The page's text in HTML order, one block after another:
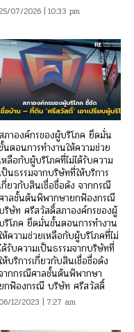
25/07/2026 | 10:33 pm
ภาองค์กรของผู้บริโภค ยึดมั่น
นตอนการทำงานให้ความช่วย
หลือกับผู้บริโภคที่ไม่ได้รับความ
ป็นธรรมจากบริษัทที่ให้บริการ
กี่ยวกับสินเชื่อชื่อดัง จากกรณี
าลชั้นต้นพิพากษายกฟ้องกรณี
ริษัท ศรีสวัสดิ์สภาองค์กรของผู้
ริโภค ยึดมั่นขั้นตอนการทำงาน
ห้ความช่วยเหลือกับผู้บริโภคที่ไม่
ด้รับความเป็นธรรมจากบริษัทที่
ห้บริการเกี่ยวกับสินเชื่อชื่อดัง
ากกรณีศาลชั้นต้นพิพากษา
กฟ้องกรณี บริษัท ศรีสวัสดิ์
06/12/2023 | 7:27 am